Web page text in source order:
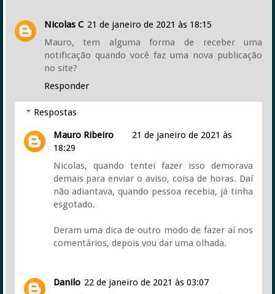
Nicolas C 21 de janeiro de 2021 às 18:15
Mauro, tem alguma forma de receber uma
notificação quando você faz uma nova publicação
no site?
Responder
Respostas
Mauro Ribeiro
21 de janeiro de 2021 às
18:29
Nicolas, quando tentei fazer isso demorava
demais para enviar o aviso, coisa de horas. Daí
não adiantava, quando pessoa recebia, já tinha
esgotado.
Deram uma dica de outro modo de fazer aí nos
comentários, depois vou dar uma olhada.
Danilo 22 de janeiro de 2021 às 03:07